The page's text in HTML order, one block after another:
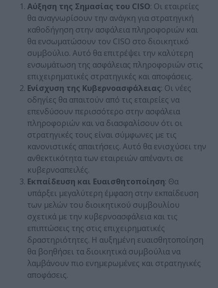
Αύξηση της Σημασίας του CISO: Οι εταιρείες
θα αναγνωρίσουν την ανάγκη για στρατηγική
καθοδήγηση στην ασφάλεια πληροφοριών και
θα ενσωματώσουν τον CISO στο διοικητικό
συμβούλιο. Αυτό θα επιτρέψει την καλύτερη
ενσωμάτωση της ασφάλειας πληροφοριών στις
επιχειρηματικές στρατηγικές και αποφάσεις.
Ενίσχυση της Κυβερνοασφάλειας: Οι νέες
οδηγίες θα απαιτούν από τις εταιρείες να
επενδύσουν περισσότερο στην ασφάλεια
πληροφοριών και να διασφαλίσουν ότι οι
στρατηγικές τους είναι σύμφωνες με τις
κανονιστικές απαιτήσεις. Αυτό θα ενισχύσει την
ανθεκτικότητα των εταιρειών απέναντι σε
κυβερνοαπειλές.
Εκπαίδευση και Ευαισθητοποίηση: Θα
υπάρξει μεγαλύτερη έμφαση στην εκπαίδευση
των μελών του διοικητικού συμβουλίου
σχετικά με την κυβερνοασφάλεια και τις
επιπτώσεις της στις επιχειρηματικές
δραστηριότητες. Η αυξημένη ευαισθητοποίηση
θα βοηθήσει τα διοικητικά συμβούλια να
λαμβάνουν πιο ενημερωμένες και στρατηγικές
αποφάσεις.